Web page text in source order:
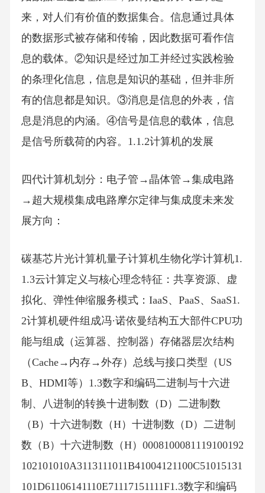
来，对人们有价值的数据集合。信息通过具体
的数据形式被存储和传输，因此数据可看作信
息的载体。②知识是经过加工并经过实践检验
的条理化信息，信息是知识的基础，但并非所
有的信息都是知识。③消息是信息的外表，信
息是消息的内涵。④信号是信息的载体，信息
是信号所载荷的内容。1.1.2计算机的发展
四代计算机划分：电子管→晶体管→集成电路
→超大规模集成电路摩尔定律与集成度未来发
展方向：
碳基芯片光计算机量子计算机生物化学计算机1.
1.3云计算定义与核心理念特征：共享资源、虚
拟化、弹性伸缩服务模式：IaaS、PaaS、SaaS1.
2计算机硬件组成冯·诺依曼结构五大部件CPU功
能与组成（运算器、控制器）存储器层次结构
（Cache→内存→外存）总线与接口类型（US
B、HDMI等）1.3数字和编码二进制与十六进
制、八进制的转换十进制数（D）二进制数
（B）十六进制数（H）十进制数（D）二进制
数（B）十六进制数（H）0008100081119100192
102101010A3113111011B41004121100C51015131
101D61106141110E71117151111F1.3数字和编码